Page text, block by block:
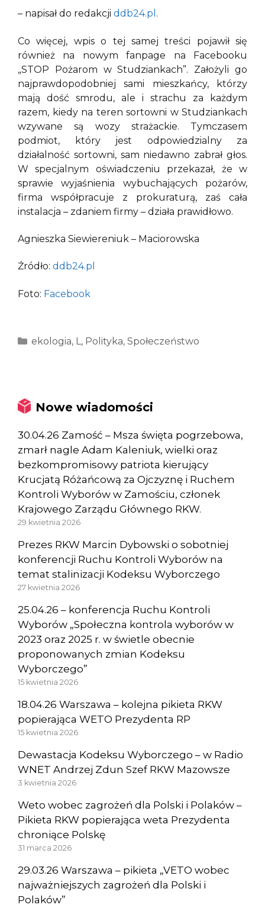
– napisał do redakcji ddb24.pl .
Co więcej, wpis o tej samej treści pojawił się
również na nowym fanpage na Facebooku
„STOP Pożarom w Studziankach”. Założyli go
najprawdopodobniej sami mieszkańcy, którzy
mają dość smrodu, ale i strachu za każdym
razem, kiedy na teren sortowni w Studziankach
wzywane są wozy strażackie. Tymczasem
podmiot, który jest odpowiedzialny za
działalność sortowni, sam niedawno zabrał głos.
W specjalnym oświadczeniu przekazał, że w
sprawie wyjaśnienia wybuchających pożarów,
firma współpracuje z prokuraturą, zaś cała
instalacja – zdaniem firmy – działa prawidłowo.
Agnieszka Siewiereniuk – Maciorowska
Źródło: ddb24.pl
Foto: Facebook
Kategorie
ekologia, L, Polityka, Społeczeństwo
Nowe wiadomości
30.04.26 Zamość – Msza święta pogrzebowa,
zmarł nagle Adam Kaleniuk, wielki oraz
bezkompromisowy patriota kierujący
Krucjatą Różańcową za Ojczyznę i Ruchem
Kontroli Wyborów w Zamościu, członek
Krajowego Zarządu Głównego RKW.
29 kwietnia 2026
Prezes RKW Marcin Dybowski o sobotniej
konferencji Ruchu Kontroli Wyborów na
temat stalinizacji Kodeksu Wyborczego
27 kwietnia 2026
25.04.26 – konferencja Ruchu Kontroli
Wyborów „Społeczna kontrola wyborów w
2023 oraz 2025 r. w świetle obecnie
proponowanych zmian Kodeksu
Wyborczego”
15 kwietnia 2026
18.04.26 Warszawa – kolejna pikieta RKW
popierająca WETO Prezydenta RP
15 kwietnia 2026
Dewastacja Kodeksu Wyborczego – w Radio
WNET Andrzej Zdun Szef RKW Mazowsze
3 kwietnia 2026
Weto wobec zagrożeń dla Polski i Polaków –
Pikieta RKW popierająca weta Prezydenta
chroniące Polskę
31 marca 2026
29.03.26 Warszawa – pikieta „VETO wobec
najważniejszych zagrożeń dla Polski i
Polaków”